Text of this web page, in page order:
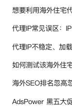
代理IP常见误区：
代理IP不稳定、加